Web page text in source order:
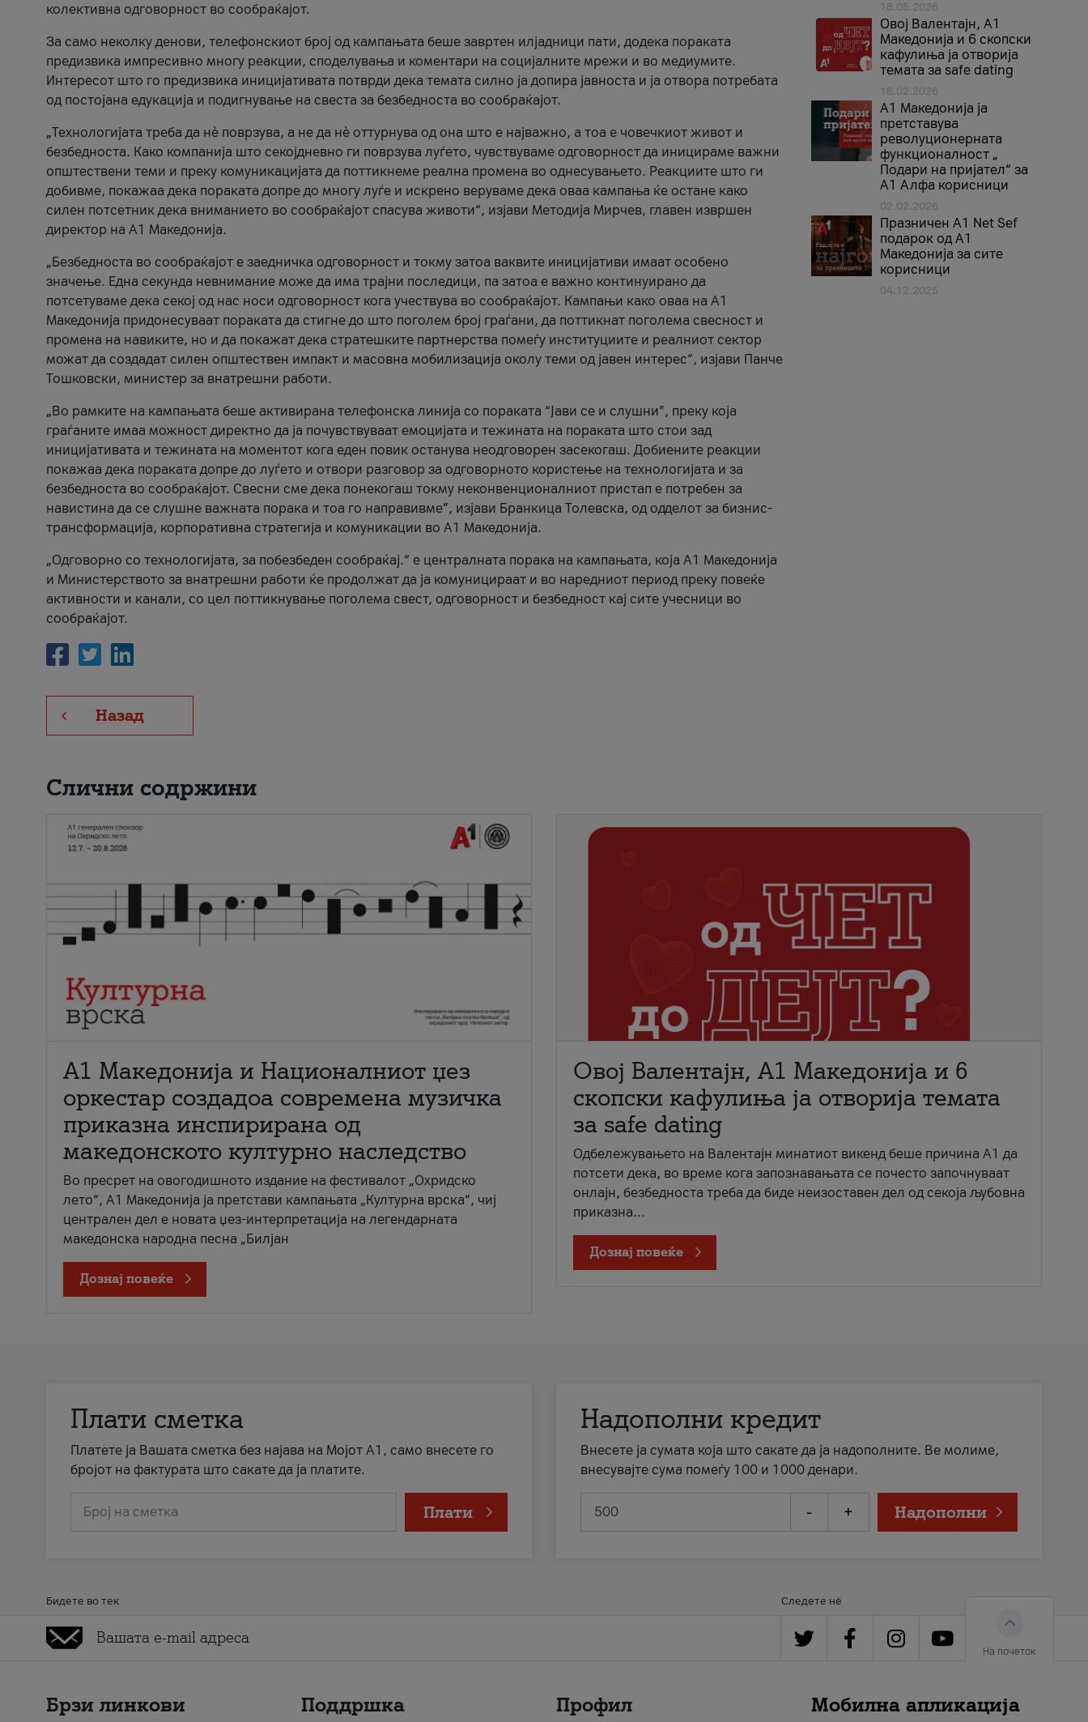
колективна одговорност во сообраќајот.
За само неколку денови, телефонскиот број од кампањата беше завртен илјадници пати, додека пораката
предизвика импресивно многу реакции, споделувања и коментари на социјалните мрежи и во медиумите.
Интересот што го предизвика иницијативата потврди дека темата силно ја допира јавноста и ја отвора потребата
од постојана едукација и подигнување на свеста за безбедноста во сообраќајот.
„Технологијата треба да нè поврзува, а не да нè оттурнува од она што е најважно, а тоа е човечкиот живот и
безбедноста. Како компанија што секојдневно ги поврзува луѓето, чувствуваме одговорност да иницираме важни
општествени теми и преку комуникацијата да поттикнеме реална промена во однесувањето. Реакциите што ги
добивме, покажаа дека пораката допре до многу луѓе и искрено веруваме дека оваа кампања ќе остане како
силен потсетник дека вниманието во сообраќајот спасува животи“, изјави Методија Мирчев, главен извршен
директор на А1 Македонија.
„Безбедноста во сообраќајот е заедничка одговорност и токму затоа ваквите иницијативи имаат особено
значење. Една секунда невнимание може да има трајни последици, па затоа е важно континуирано да
потсетуваме дека секој од нас носи одговорност кога учествува во сообраќајот. Кампањи како оваа на A1
Македонија придонесуваат пораката да стигне до што поголем број граѓани, да поттикнат поголема свесност и
промена на навиките, но и да покажат дека стратешките партнерства помеѓу институциите и реалниот сектор
можат да создадат силен општествен импакт и масовна мобилизација околу теми од јавен интерес“, изјави Панче
Тошковски, министер за внатрешни работи.
„Во рамките на кампањата беше активирана телефонска линија со пораката “Јави се и слушни”, преку која
граѓаните имаа можност директно да ја почувствуваат емоцијата и тежината на пораката што стои зад
иницијативата и тежината на моментот кога еден повик останува неодговорен засекогаш. Добиените реакции
покажаа дека пораката допре до луѓето и отвори разговор за одговорното користење на технологијата и за
безбедноста во сообраќајот. Свесни сме дека понекогаш токму неконвенционалниот пристап е потребен за
навистина да се слушне важната порака и тоа го направивме”, изјави Бранкица Толевска, од одделот за бизнис-
трансформација, корпоративна стратегија и комуникации во А1 Македонија.
„Одговорно со технологијата, за побезбеден сообраќај.“ е централната порака на кампањата, која A1 Македонија
и Министерството за внатрешни работи ќе продолжат да ја комуницираат и во наредниот период преку повеќе
активности и канали, со цел поттикнување поголема свест, одговорност и безбедност кај сите учесници во
сообраќајот.
Назад
18.05.2026
Овој Валентајн, A1
Македонија и 6 скопски
кафулиња ја отворија
темата за safe dating
16.02.2026
А1 Македонија ја
претставува
револуционерната
функционалност „
Подари на пријател“ за
А1 Алфа корисници
02.02.2026
Празничен A1 Net Sеf
подарок од А1
Македонија за сите
корисници
04.12.2025
Слични содржини
А1 Македонија и Националниот џез
оркестар создадоа современа музичка
приказна инспирирана од
македонското културно наследство
Во пресрет на овогодишното издание на фестивалот „Охридско
лето“, А1 Македонија ја претстави кампањата „Културна врска“, чиј
централен дел е новата џез-интерпретација на легендарната
македонска народна песна „Билјан
Дознај повеќе
Овој Валентајн, A1 Македонија и 6
скопски кафулиња ја отворија темата
за safe dating
Одбележувањето на Валентајн минатиот викенд беше причина А1 да
потсети дека, во време кога запознавањата се почесто започнуваат
онлајн, безбедноста треба да биде неизоставен дел од секоја љубовна
приказна...
Дознај повеќе
Плати сметка
Платете ја Вашата сметка без најава на Мојот А1, само внесете го
бројот на фактурата што сакате да ја платите.
Број на сметка Плати
Надополни кредит
Внесете ја сумата која што сакате да ја надополните. Ве молиме,
внесувајте сума помеѓу 100 и 1000 денари.
- + Надополни
Бидете во тек Следете нè
На почеток
Брзи линкови Поддршка Профил Мобилна апликација